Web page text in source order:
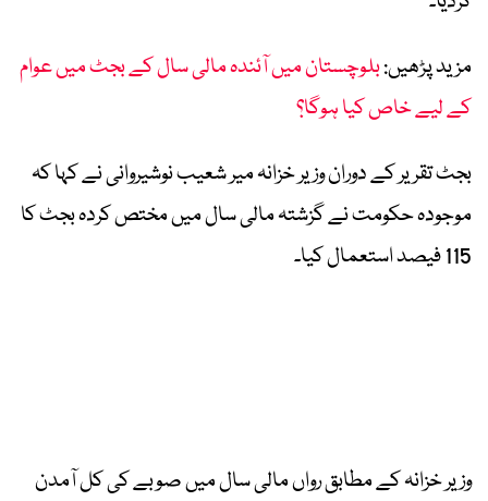
مزید پڑھیں:بلوچستان میں آئندہ مالی سال کے بجٹ میں عوام
کے لیے خاص کیا ہوگا؟
بجٹ تقریر کے دوران وزیر خزانہ میر شعیب نوشیروانی نے کہا کہ
موجودہ حکومت نے گزشتہ مالی سال میں مختص کردہ بجٹ کا
115 فیصد استعمال کیا۔
وزیر خزانہ کے مطابق رواں مالی سال میں صوبے کی کل آمدن